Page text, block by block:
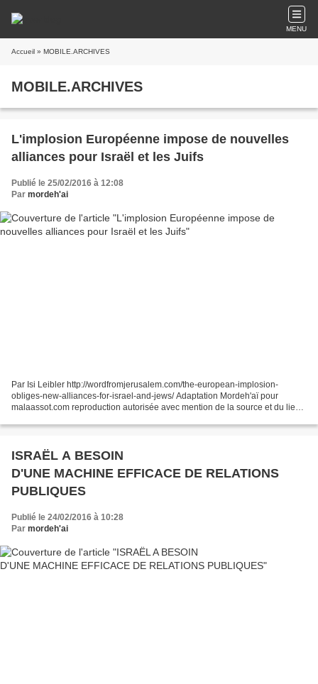
MENU
Accueil » MOBILE.ARCHIVES
MOBILE.ARCHIVES
L'implosion Européenne impose de nouvelles
alliances pour Israël et les Juifs
Publié le 25/02/2016 à 12:08
Par mordeh'ai
Par Isi Leibler http://wordfromjerusalem.com/the-european-implosion-
obliges-new-alliances-for-israel-and-jews/ Adaptation Mordeh'aï pour
malaassot.com reproduction autorisée avec mention de la source et du lien
ISRAËL A BESOIN
D'UNE MACHINE EFFICACE DE RELATIONS
PUBLIQUES
Publié le 24/02/2016 à 10:28
Par mordeh'ai